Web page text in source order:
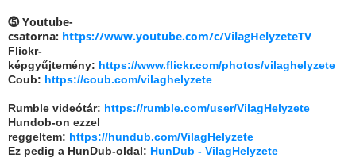
⓹ Youtube-
csatorna: https://www.youtube.com/c/VilagHelyzeteTV
Flickr-
képgyűjtemény: https://www.flickr.com/photos/vilaghelyzete
Coub: https://coub.com/vilaghelyzete
Rumble videótár: https://rumble.com/user/VilagHelyzete
Hundob-on ezzel
reggeltem: https://hundub.com/VilagHelyzete
Ez pedig a HunDub-oldal: HunDub - VilagHelyzete